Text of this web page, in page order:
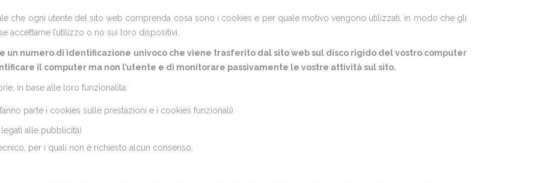
che ogni utente del sito web comprenda cosa sono i cookies e per quale motivo vengono utilizzati, in modo che gli
accettarne l’utilizzo o no sui loro dispositivi.
un numero di identificazione univoco che viene trasferito dal sito web sul disco rigido del vostro computer
il computer ma non l’utente e di monitorare passivamente le vostre attività sul sito.
in base alle loro funzionalità:
parte i cookies sulle prestazioni e i cookies funzionali)
alle pubblicità)
per i quali non è richiesto alcun consenso.